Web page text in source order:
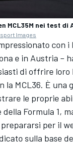
MCL35M nei test di
Images
con
e in Austria –
di offrire loro
la MCL36. È una
le proprie
Formula 1,
per il
sulla base